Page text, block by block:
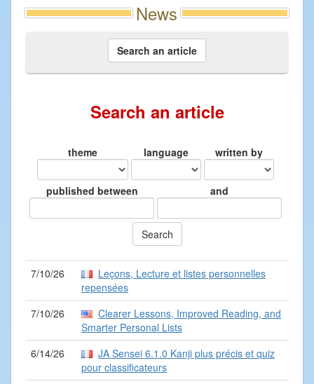
News
Search an article
Search an article
theme language written by
published between and
7/10/26
Leçons, Lecture et listes personnelles
repensées
7/10/26
Clearer Lessons, Improved Reading, and
Smarter Personal Lists
6/14/26
JA Sensei 6.1.0 Kanji plus précis et quiz
pour classificateurs